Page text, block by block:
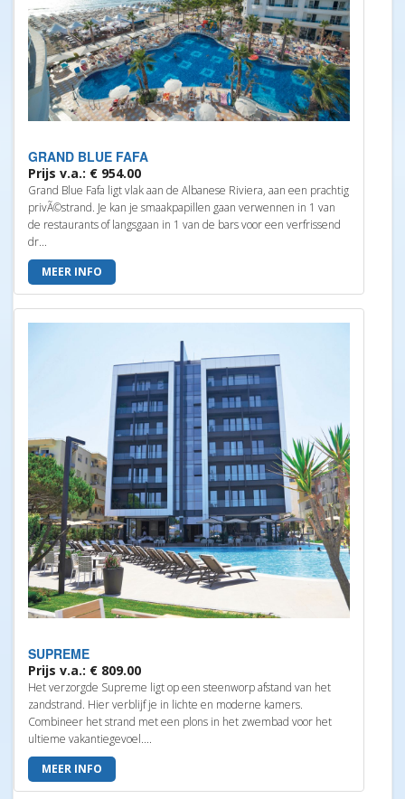
GRAND BLUE FAFA
Prijs v.a.: € 954.00
Grand Blue Fafa ligt vlak aan de Albanese Riviera, aan een prachtig
privÃ©strand. Je kan je smaakpapillen gaan verwennen in 1 van
de restaurants of langsgaan in 1 van de bars voor een verfrissend
dr...
MEER INFO
SUPREME
Prijs v.a.: € 809.00
Het verzorgde Supreme ligt op een steenworp afstand van het
zandstrand. Hier verblijf je in lichte en moderne kamers.
Combineer het strand met een plons in het zwembad voor het
ultieme vakantiegevoel....
MEER INFO